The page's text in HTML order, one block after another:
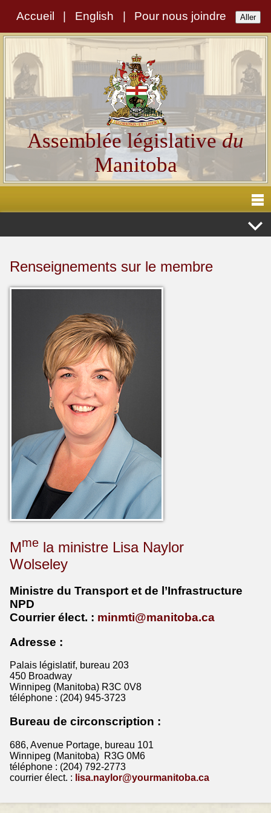
Accueil English Pour nous joindre
Assemblée législativedu
Manitoba
Renseignements sur le membre
Mme la ministre Lisa Naylor
Wolseley
Ministre du Transport et de l’Infrastructure
NPD
Courrierélect. : minmti@manitoba.ca
Adresse :
Palais législatif, bureau 203
450 Broadway
Winnipeg (Manitoba) R3C 0V8
téléphone : (204) 945-3723
Bureau de circonscription :
686, Avenue Portage, bureau 101
Winnipeg (Manitoba) R3G 0M6
téléphone : (204) 792-2773
courrier élect. : lisa.naylor@yourmanitoba.ca